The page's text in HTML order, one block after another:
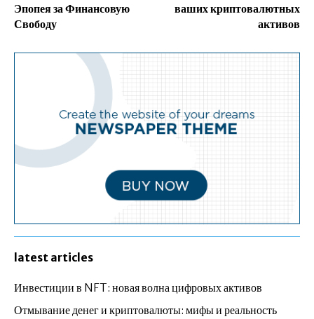
Эпопея за Финансовую
Свободу
ваших криптовалютных
активов
latest articles
Инвестиции в NFT: новая волна цифровых активов
Отмывание денег и криптовалюты: мифы и реальность